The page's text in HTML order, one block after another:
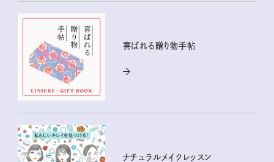
喜ばれる贈り物手帖
ナチュラルメイクレッスン